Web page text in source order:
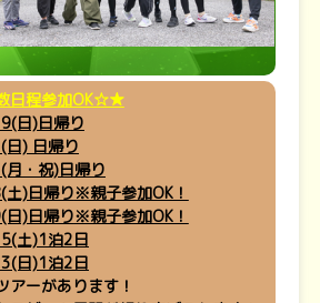
日程参加OK☆★
日)日帰り
) 日帰り
・祝)日帰り
)日帰り※親子参加OK！
)日帰り※親子参加OK！
土)1泊2日
日)1泊2日
アーがあります！